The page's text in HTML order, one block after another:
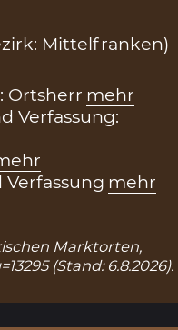
Mittelfranken)
Ortsherr mehr
Verfassung:
mehr
Marktorten,
(Stand: 6.8.2026).